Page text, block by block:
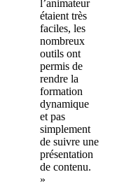
l’animateur
étaient très
faciles, les
nombreux
outils ont
permis de
rendre la
formation
dynamique
et pas
simplement
de suivre une
présentation
de contenu.
»